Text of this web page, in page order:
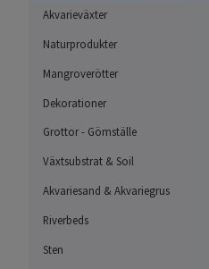
Akvarieväxter
Naturprodukter
Mangroverötter
Dekorationer
Grottor - Gömställe
Växtsubstrat & Soil
Akvariesand & Akvariegrus
Riverbeds
Sten